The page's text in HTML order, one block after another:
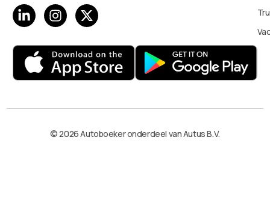
© 2026 Autoboeker onderdeel van Autus B.V.